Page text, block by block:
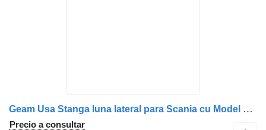
Geam Usa Stanga luna lateral para Scania cu Model Floral 1910524 1366891 camión
Precio a consultar